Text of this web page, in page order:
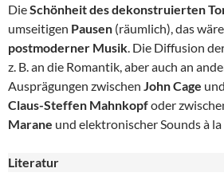
DieSchönheit des dekonstruierten
umseitigen Pausen (räumlich), das
postmoderner Musik. Die Diffusion
z. B. an die Romantik, aber auch an
Ausprägungen zwischen John Cage und
Claus-Steffen Mahnkopfoder
Marane und elektronischer Sounds à la
Literatur